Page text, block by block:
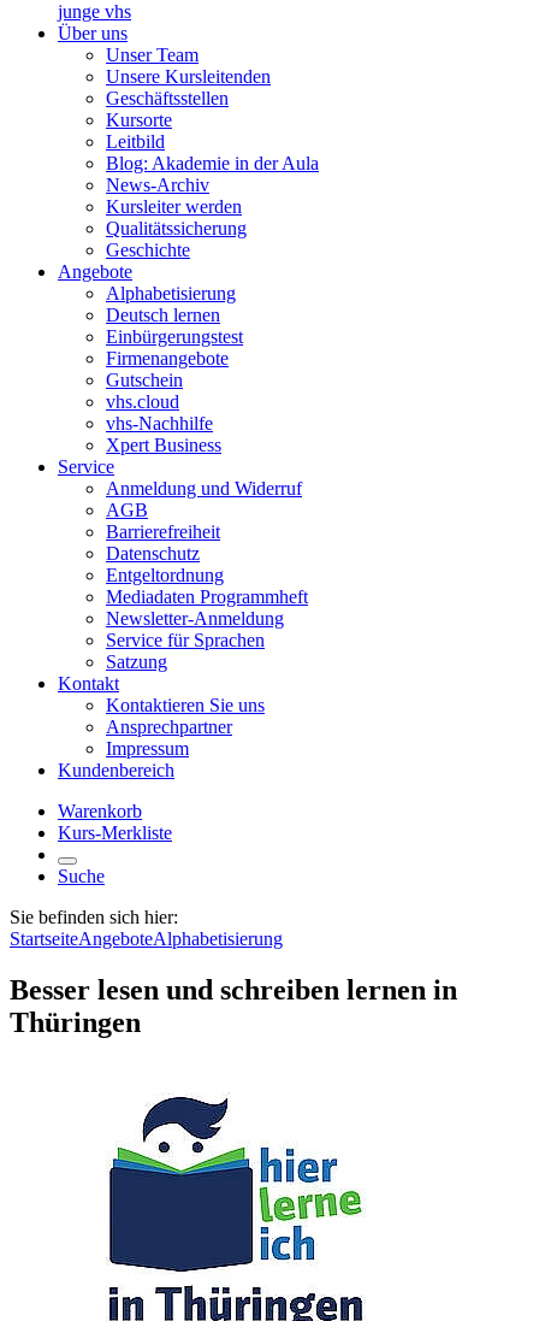
junge vhs
Über uns
Unser Team
Unsere Kursleitenden
Geschäftsstellen
Kursorte
Leitbild
Blog: Akademie in der Aula
News-Archiv
Kursleiter werden
Qualitätssicherung
Geschichte
Angebote
Alphabetisierung
Deutsch lernen
Einbürgerungstest
Firmenangebote
Gutschein
vhs.cloud
vhs-Nachhilfe
Xpert Business
Service
Anmeldung und Widerruf
AGB
Barrierefreiheit
Datenschutz
Entgeltordnung
Mediadaten Programmheft
Newsletter-Anmeldung
Service für Sprachen
Satzung
Kontakt
Kontaktieren Sie uns
Ansprechpartner
Impressum
Kundenbereich
Warenkorb
Kurs-Merkliste
Suche
Sie befinden sich hier:
StartseiteAngeboteAlphabetisierung
Besser lesen und schreiben lernen in
Thüringen